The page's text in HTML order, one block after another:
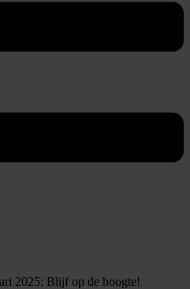
2025: Blijf op de hoogte!